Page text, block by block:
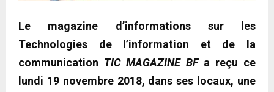
Le magazine d’informations sur les
Technologies de l’information et de la
communication TIC MAGAZINE BFa reçu ce
lundi 19 novembre 2018, dans ses locaux, une